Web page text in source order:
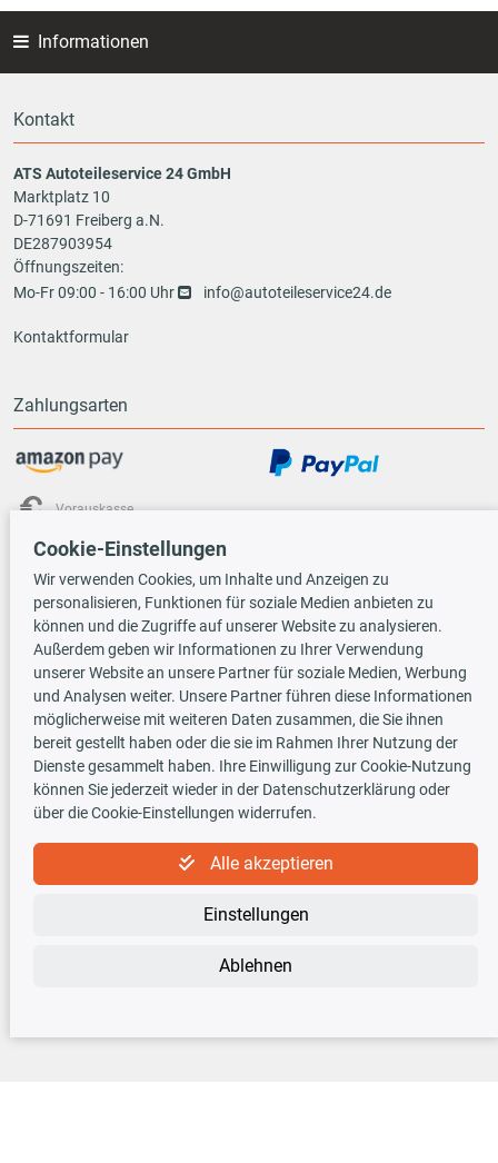
Informationen
Kontakt
ATS Autoteileservice 24 GmbH
Marktplatz 10
D-71691 Freiberg a.N.
DE287903954
Öffnungszeiten:
Mo-Fr 09:00 - 16:00 Uhr
info@autoteileservice24.de
Kontaktformular
Zahlungsarten
Vorauskasse
Versandarten
TecDoc INSIDE
Newsletter
Cookie-Einstellungen
Wir verwenden Cookies, um Inhalte und Anzeigen zu
personalisieren, Funktionen für soziale Medien anbieten zu
können und die Zugriffe auf unserer Website zu analysieren.
Außerdem geben wir Informationen zu Ihrer Verwendung
unserer Website an unsere Partner für soziale Medien, Werbung
und Analysen weiter. Unsere Partner führen diese Informationen
möglicherweise mit weiteren Daten zusammen, die Sie ihnen
bereit gestellt haben oder die sie im Rahmen Ihrer Nutzung der
Dienste gesammelt haben. Ihre Einwilligung zur Cookie-Nutzung
können Sie jederzeit wieder in der Datenschutzerklärung oder
über die Cookie-Einstellungen widerrufen.
Alle akzeptieren
Einstellungen
Ablehnen